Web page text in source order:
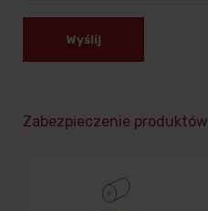
Wyślij
Zabezpieczenie produktów